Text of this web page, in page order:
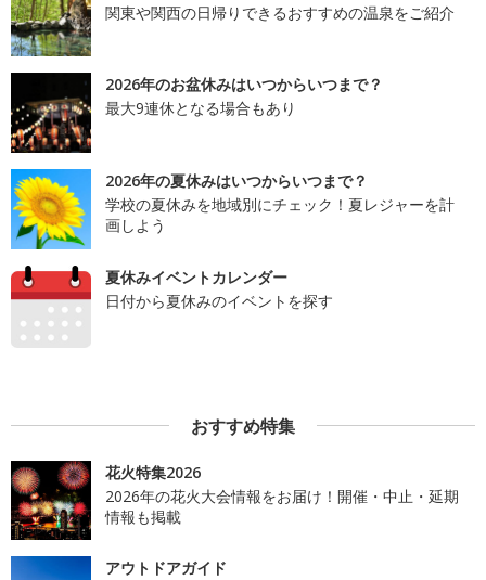
関東や関西の日帰りできるおすすめの温泉をご紹介
2026年のお盆休みはいつからいつまで？
最大9連休となる場合もあり
2026年の夏休みはいつからいつまで？
学校の夏休みを地域別にチェック！夏レジャーを計
画しよう
夏休みイベントカレンダー
日付から夏休みのイベントを探す
おすすめ特集
花火特集2026
2026年の花火大会情報をお届け！開催・中止・延期
情報も掲載
アウトドアガイド